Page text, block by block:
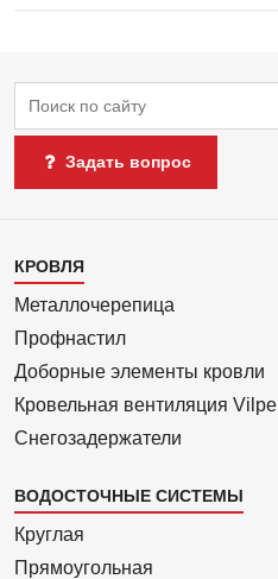
Поиск
Задать вопрос
Каталог
1
КРОВЛЯ
Металлочерепица
Профнастил
Доборные элементы кровли
Кровельная вентиляция Vilpe
Снегозадержатели
ВОДОСТОЧНЫЕ СИСТЕМЫ
Круглая
Прямоуголь­ная